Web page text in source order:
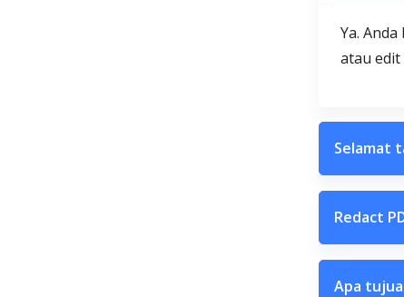
Ya.
atau edit
Selamat
Redact
Apa